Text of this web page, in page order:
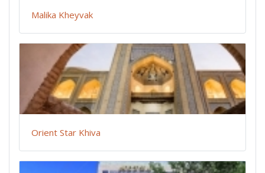
Malika Kheyvak
Orient Star Khiva